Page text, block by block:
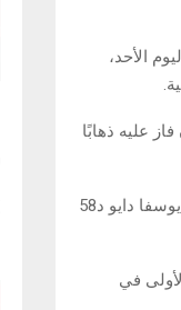
جمعهما اليوم الأحد،
عليه ذهابًا
وسجل للنهضة كل من لابا كودجو في الدقيقة 20 ومحمد عزيز د 32 وبكر الهيلالي د 37 ثم يوسفا دايو د58
في